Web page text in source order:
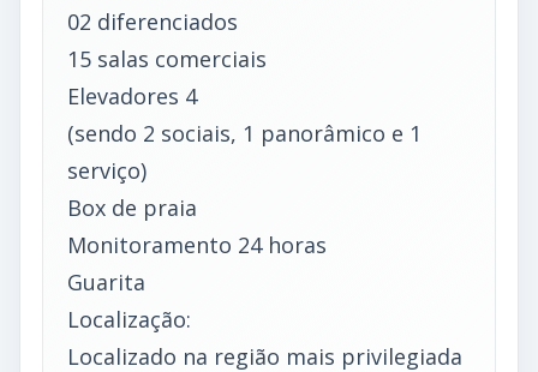
02 diferenciados
15 salas comerciais
Elevadores 4
(sendo 2 sociais, 1 panorâmico e 1
serviço)
Box de praia
Monitoramento 24 horas
Guarita
Localização:
Localizado na região mais privilegiada